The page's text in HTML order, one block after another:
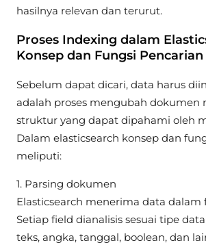
hasilnya relevan dan terurut.
Proses Indexing dalam
Konsep dan Fungsi Pencarian
Sebelum dapat dicari, data harus
adalah proses mengubah dokumen
struktur yang dapat dipahami oleh
Dalam elasticsearch konsep dan
meliputi:
1. Parsing dokumen
Elasticsearch menerima data dalam
Setiap field dianalisis sesuai tipe
teks, angka, tanggal, boolean, dan